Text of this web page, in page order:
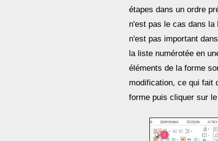
étapes dans un ordre
n'est pas le cas dans
n'est pas important
la liste numérotée en
éléments de la forme
modification, ce qui fait
forme puis cliquer sur